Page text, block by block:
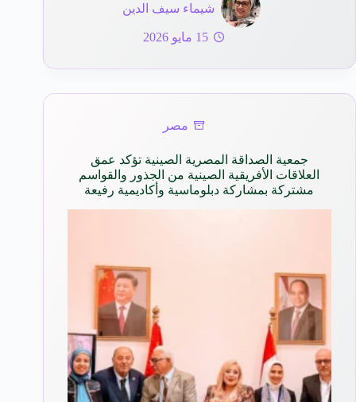
شيماء سيف الدين
15 مايو 2026
مصر
جمعية الصداقة المصرية الصينية تؤكد عمق
العلاقات الأفريقية الصينية من الجذور والقواسم
مشتركة بمشاركة دبلوماسية وأكاديمية رفيعة